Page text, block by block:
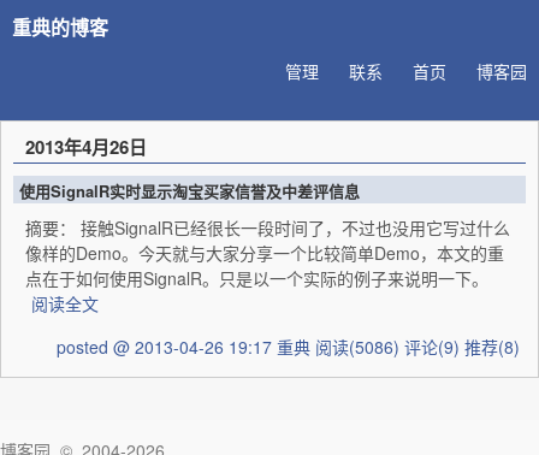
重典的博客
博客园
首页
联系
管理
2013年4月26日
使用SignalR实时显示淘宝买家信誉及中差评信息
摘要： 接触SignalR已经很长一段时间了，不过也没用它写过什么
像样的Demo。今天就与大家分享一个比较简单Demo，本文的重
点在于如何使用SignalR。只是以一个实际的例子来说明一下。
阅读全文
posted @ 2013-04-26 19:17 重典 阅读(5086) 评论(9) 推荐(8)
博客园 © 2004-2026